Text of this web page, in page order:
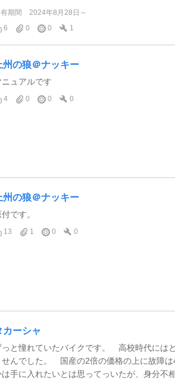
期間
2024年8月28日～
6
0 0 1
州の狼＠ナッキー
ニュアルです
4 0 0 0
州の狼＠ナッキー
です。
13 1 0 0
カーシャ
っと憧れていたバイクです。 高校時代には
せんでした。 国産の2倍の価格の上に故障
は手に入れたいとは思ってっいたが、身分不